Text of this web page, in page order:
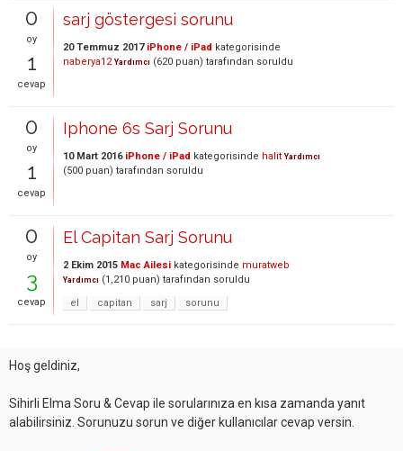
0
oy
1
cevap
sarj göstergesi sorunu
20 Temmuz 2017 iPhone / iPad kategorisinde
naberya12 Yardımcı (620 puan) tarafından soruldu
0
oy
1
cevap
Iphone 6s Sarj Sorunu
10 Mart 2016 iPhone / iPad kategorisinde halit Yardımcı
(500 puan) tarafından soruldu
0
oy
3
cevap
El Capitan Sarj Sorunu
2 Ekim 2015 Mac Ailesi kategorisinde muratweb
Yardımcı (1,210 puan) tarafından soruldu
el
capitan sarj sorunu
Hoş geldiniz,
Sihirli Elma Soru & Cevap ile sorularınıza en kısa zamanda yanıt
alabilirsiniz. Sorunuzu sorun ve diğer kullanıcılar cevap versin.